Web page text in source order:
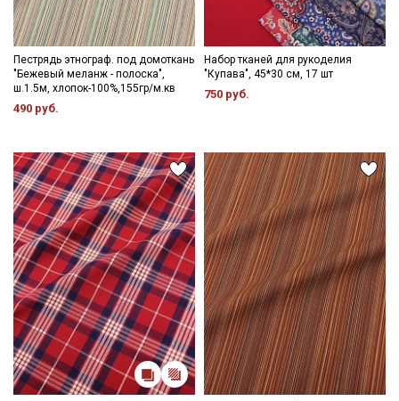
Пестрядь этнограф. под домоткань
"Бежевый меланж - полоска",
ш.1.5м, хлопок-100%,155гр/м.кв
490 руб.
Набор тканей для рукоделия
"Купава", 45*30 см, 17 шт
750 руб.